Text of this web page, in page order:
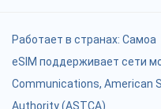
Работает в странах: Самоа
eSIM поддерживает сети
Communications, American
Authority (ASTCA)